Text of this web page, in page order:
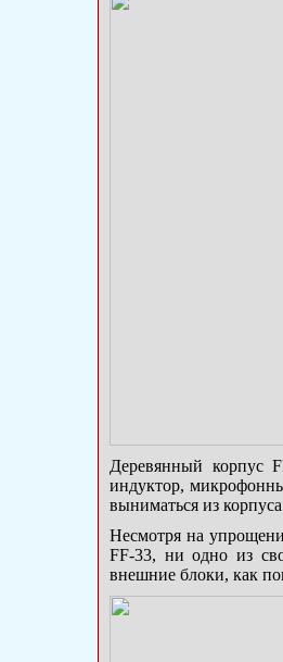
Деревянный корпус
индуктор,
выниматься из
Несмотря на
FF-33, ни одно из
внешние блоки, как